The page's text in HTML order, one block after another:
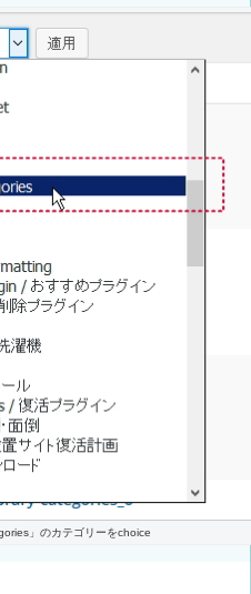
」のカテゴリーをchoice